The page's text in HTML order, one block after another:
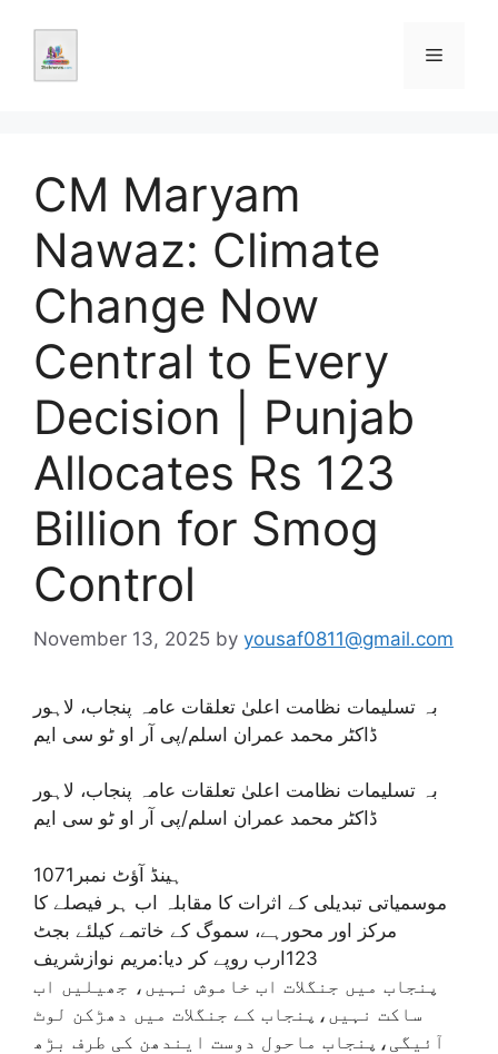
content
Menu
CM Maryam
Nawaz: Climate
Change Now
Central to Every
Decision | Punjab
Allocates Rs 123
Billion for Smog
Control
November 13, 2025 by yousaf0811@gmail.com
بہ تسلیمات نظامت اعلیٰ تعلقات عامہ پنجاب، لاہور
ڈاکٹر محمد عمران اسلم/پی آر او ٹو سی ایم
بہ تسلیمات نظامت اعلیٰ تعلقات عامہ پنجاب، لاہور
ڈاکٹر محمد عمران اسلم/پی آر او ٹو سی ایم
ہینڈ آؤٹ نمبر1071
موسمیاتی تبدیلی کے اثرات کا مقابلہ اب ہر فیصلے کا
مرکز اور محورہے، سموگ کے خاتمے کیلئے بجٹ
123ارب روپے کر دیا:مریم نوازشریف
پنجاب میں جنگلات اب خاموش نہیں، جھیلیں اب
ساکت نہیں،پنجاب کے جنگلات میں دھڑکن لوٹ
آئیگی،پنجاب ماحول دوست ایندھن کی طرف بڑھ